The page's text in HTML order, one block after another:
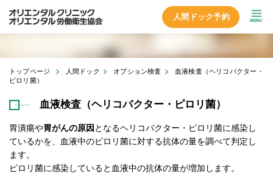
人間ドック予約 MENU
トップページ 人間ドック オプション検査
血液検査（ヘリコバクター・
ピロリ菌）
血液検査（ヘリコバクター・ピロリ菌）
胃潰瘍や胃がんの原因 となるヘリコバクター・ピロリ菌に感染し
ているかを、血液中のピロリ菌に対する抗体の量を調べて判定し
ます。
ピロリ菌に感染していると血液中の抗体の量が増加します。